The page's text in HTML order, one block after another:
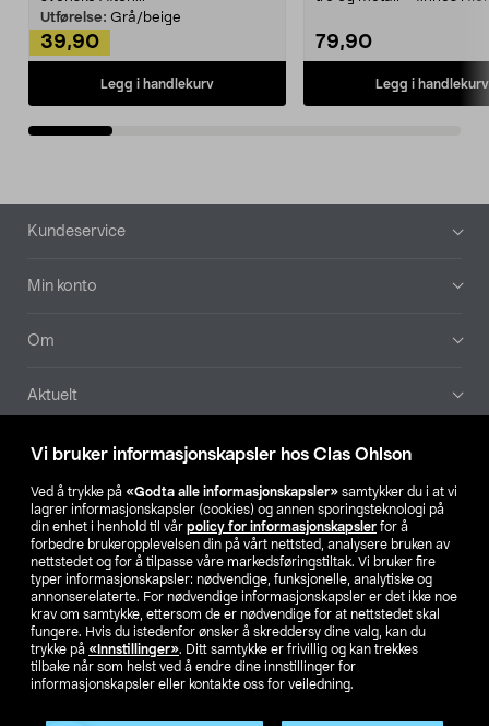
Vi bruker informasjonskapsler hos Clas Ohlson
Ved å trykke på «Godta alle informasjonskapsler» samtykker du i at vi
lagrer informasjonskapsler (cookies) og annen sporingsteknologi på
din enhet i henhold til vår policy for informasjonskapsler for å
forbedre brukeropplevelsen din på vårt nettsted, analysere bruken av
nettstedet og for å tilpasse våre markedsføringstiltak. Vi bruker fire
typer informasjonskapsler: nødvendige, funksjonelle, analytiske og
annonserelaterte. For nødvendige informasjonskapsler er det ikke noe
krav om samtykke, ettersom de er nødvendige for at nettstedet skal
fungere. Hvis du istedenfor ønsker å skreddersy dine valg, kan du
trykke på «Innstillinger». Ditt samtykke er frivillig og kan trekkes
tilbake når som helst ved å endre dine innstillinger for
informasjonskapsler eller kontakte oss for veiledning.
Utførelse: Grå/beige
39,90
Legg i handlekurv
79,90
Legg i handlekurv
Bunntekst
Kundeservice
Min konto
Om
Aktuelt
Våre selskaper
Finn din butikk
SE NO FI